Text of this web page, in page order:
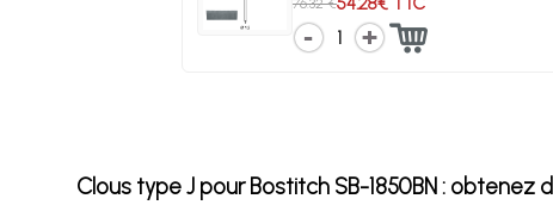
1
Clous type J pour Bostitch SB-1850BN :